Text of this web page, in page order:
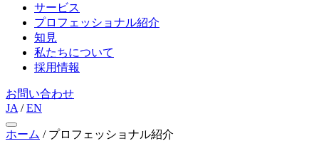
サービス
プロフェッショナル紹介
知見
私たちについて
採用情報
お問い合わせ
JA / EN
ホーム / プロフェッショナル紹介